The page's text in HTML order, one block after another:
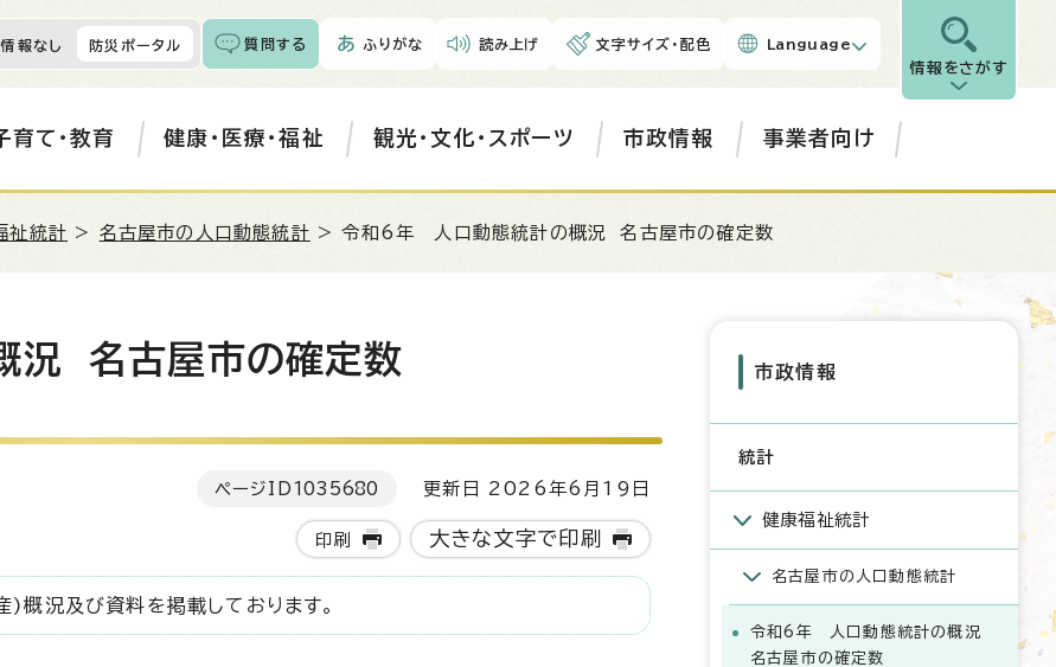
報なし 防災ポータル 質問する ふりがな 読み上げ 文字サイズ・配色 Language
情報をさがす
育て・教育 健康・医療・福祉 観光・文化・スポーツ 市政情報 事業者向け
祉統計 > 名古屋市の人口動態統計 > 令和6年 人口動態統計の概況 名古屋市の確定数
名古屋市の確定数
ページID 1035680 更新日 2026年6月19日
印刷 大きな文字で印刷
)概況及び資料を掲載しております。
市政情報
統計
健康福祉統計
名古屋市の人口動態統計
令和6年 人口動態統計の概況
名古屋市の確定数